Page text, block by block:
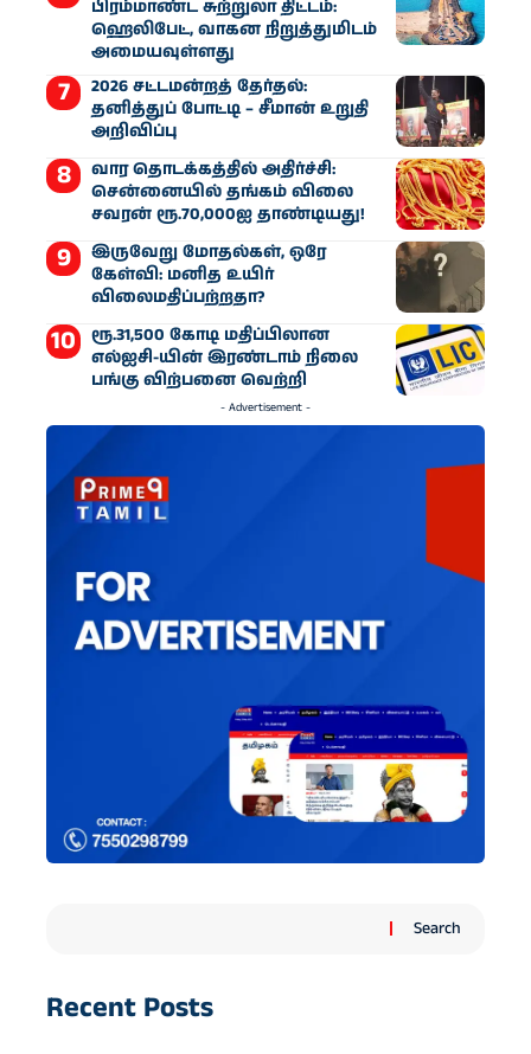
பிரம்மாண்ட சுற்றுலா திட்டம்:
ஹெலிபேட், வாகன நிறுத்துமிடம்
அமையவுள்ளது
2026 சட்டமன்றத் தேர்தல்:
தனித்துப் போட்டி – சீமான் உறுதி
அறிவிப்பு
வார தொடக்கத்தில் அதிர்ச்சி:
சென்னையில் தங்கம் விலை
சவரன் ரூ.70,000ஐ தாண்டியது!
இருவேறு மோதல்கள், ஒரே
கேள்வி: மனித உயிர்
விலைமதிப்பற்றதா?
ரூ.31,500 கோடி மதிப்பிலான
எல்ஐசி-​யின் இரண்​டாம் நிலை
பங்கு விற்பனை வெற்றி
- Advertisement -
Search
Recent Posts